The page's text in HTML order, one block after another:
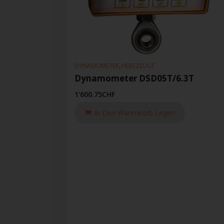
DYNAMOMETER,HEBEZEUGE
Dynamometer DSD05T/6.3T
1'600.75CHF
In Den Warenkorb Legen